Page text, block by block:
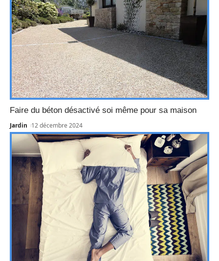
Faire du béton désactivé soi même pour sa maison
Jardin 12 décembre 2024